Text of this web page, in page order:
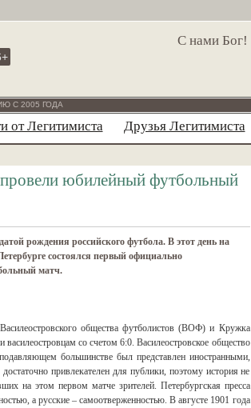
С нами Бог!
С 2005 ГОДА
от Легитимиста Друзья Легитимиста
юбилейный футбольный
рождения российского футбола. В этот день на
состоялся первый официально
матч.
общества футболистов (ВОФ) и Кружка
со счетом 6:0. Василеостровское общество
большинстве был представлен иностранными,
привлекателен для публики, поэтому история не
на этом первом матче зрителей. Петербургская пресса
а русские – самоотверженностью. В августе 1901 года